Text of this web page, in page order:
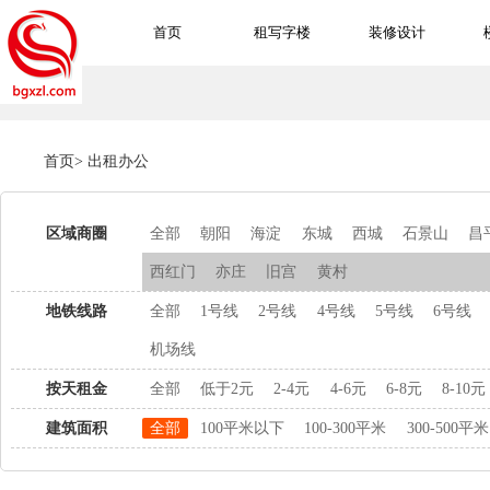
首页 租写字楼 装修设计
首页> 出租办公
区域商圈 全部 朝阳 海淀 东城 西城 石景山 昌
西红门 亦庄 旧宫 黄村
地铁线路 全部 1号线 2号线 4号线 5号线 6号线
机场线
按天租金 全部 低于2元 2-4元 4-6元 6-8元 8-10元
建筑面积 全部 100平米以下 100-300平米 300-500平米